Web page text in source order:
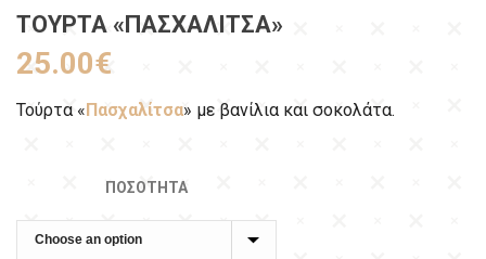
ΤΟΎΡΤΑ «ΠΑΣΧΑΛΊΤΣΑ»
25.00€
Τούρτα «Πασχαλίτσα» με βανίλια και σοκολάτα.
ΠΟΣΌΤΗΤΑ